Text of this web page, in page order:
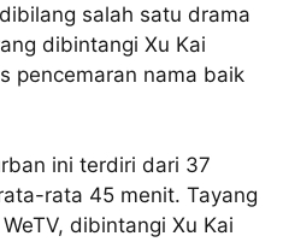
salah satu drama
dibintangi Xu Kai
pencemaran nama baik
ini terdiri dari 37
rata 45 menit. Tayang
dibintangi Xu Kai